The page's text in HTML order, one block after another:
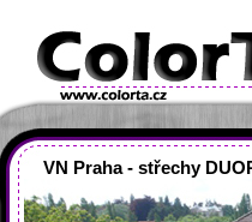
VN Praha - střechy